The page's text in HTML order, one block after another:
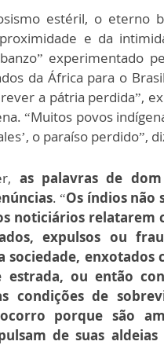
estéril, o eterno
e da
experimentado
da África para o
a pátria perdida”,
“Muitos povos
o paraíso perdido”,
as palavras de
. “Os índios não
noticiários
expulsos ou
sociedade,
ou então
condições de
porque são
de suas